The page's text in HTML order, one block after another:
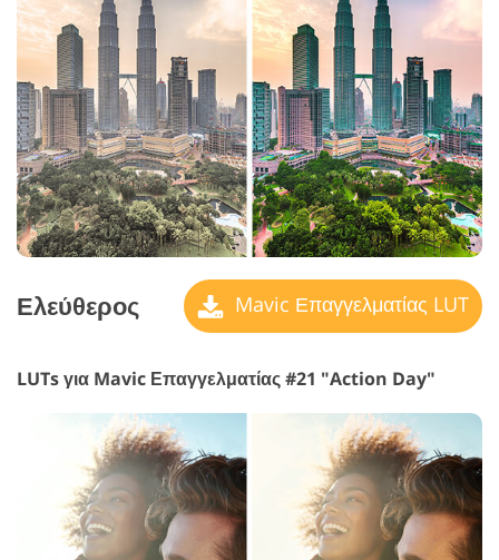
Ελεύθερος Mavic Επαγγελματίας LUT
LUTs για Mavic Επαγγελματίας #21 "Action Day"